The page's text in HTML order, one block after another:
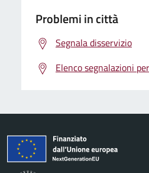
Problemi in città
Segnala disservizio
Elenco segnalazioni